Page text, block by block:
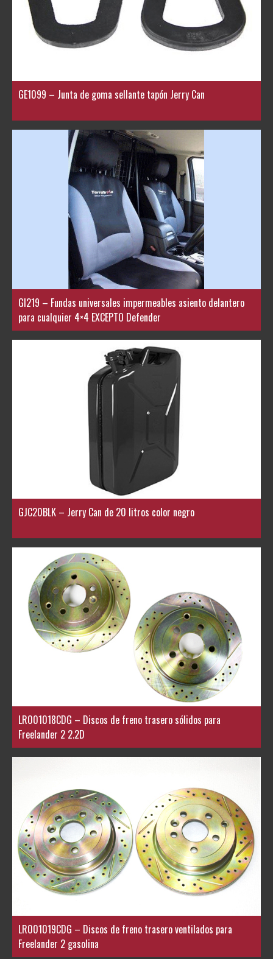
GE1099 – Junta de goma sellante tapón Jerry Can
GI219 – Fundas universales impermeables asiento delantero
para cualquier 4×4 EXCEPTO Defender
GJC20BLK – Jerry Can de 20 litros color negro
LR001018CDG – Discos de freno trasero sólidos para
Freelander 2 2.2D
LR001019CDG – Discos de freno trasero ventilados para
Freelander 2 gasolina